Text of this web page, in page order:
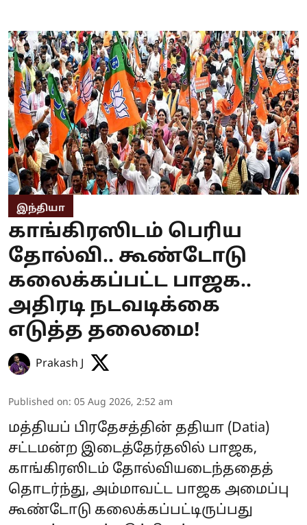
இந்தியா
காங்கிரஸிடம் பெரிய
தோல்வி.. கூண்டோடு
கலைக்கப்பட்ட பாஜக..
அதிரடி நடவடிக்கை
எடுத்த தலைமை!
Prakash J
Published on: 05 Aug 2026, 2:52 am
மத்தியப் பிரதேசத்தின் ததியா (Datia)
சட்டமன்ற இடைத்தேர்தலில் பாஜக,
காங்கிரஸிடம் தோல்வியடைந்ததைத்
தொடர்ந்து, அம்மாவட்ட பாஜக அமைப்பு
கூண்டோடு கலைக்கப்பட்டிருப்பது